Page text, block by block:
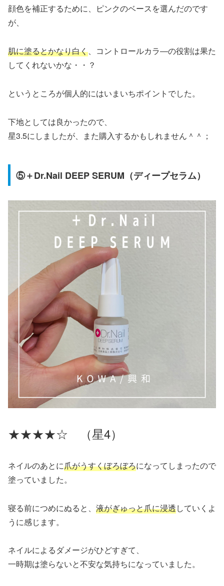
顔色を補正するために、ピンクのベースを選んだのです
が、
肌に塗るとかなり白く、コントロールカラ―の役割は果た
してくれないかな・・？
というところが個人的にはいまいちポイントでした。
下地としては良かったので、
星3.5にしましたが、また購入するかもしれません＾＾；
⑤＋Dr.Nail DEEP SERUM（ディープセラム）
★★★★☆ （星4）
ネイルのあとに爪がうすくぼろぼろになってしまったので
塗っていました。
寝る前につめにぬると、 液がぎゅっと爪に浸透していくよ
うに感じます。
ネイルによるダメージがひどすぎて、
一時期は塗らないと不安な気持ちになっていました。